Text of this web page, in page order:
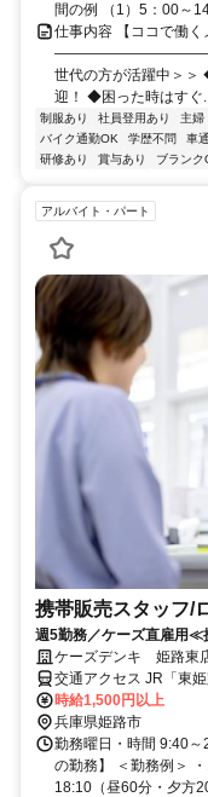
間の例 （1）5：00～
仕事内容 【ココで働く
世代の方が活躍中＞＞
迎！ ◆困った時はすぐ
制服あり 社員登用あり 主婦
バイク通勤OK
学歴不問 車
研修あり
賞与あり ブランク
アルバイト・パート
携帯販売スタッフ/
週5勤務／ケーズ直雇用≪
卒歓迎！ノルマなし◎安心
ケーズデンキ 姫路東
交通アクセス JR「東
所～徒歩約3分
時給1,500円以上
兵庫県姫路市
勤務曜日・時間 9:40
の勤務】 ＜勤務例＞
18:10（昼60分・夕方